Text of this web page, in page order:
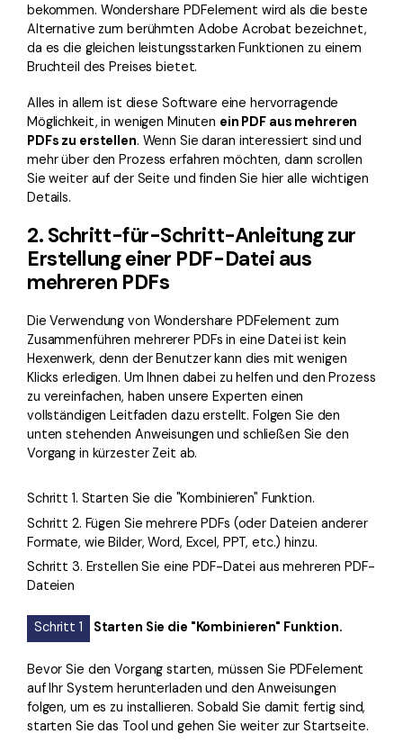
bekommen. Wondershare PDFelement wird als die beste
Alternative zum berühmten Adobe Acrobat bezeichnet,
da es die gleichen leistungsstarken Funktionen zu einem
Bruchteil des Preises bietet.
Alles in allem ist diese Software eine hervorragende
Möglichkeit, in wenigen Minuten ein PDF aus mehreren
PDFs zu erstellen. Wenn Sie daran interessiert sind und
mehr über den Prozess erfahren möchten, dann scrollen
Sie weiter auf der Seite und finden Sie hier alle wichtigen
Details.
2. Schritt-für-Schritt-Anleitung zur
Erstellung einer PDF-Datei aus
mehreren PDFs
Die Verwendung von Wondershare PDFelement zum
Zusammenführen mehrerer PDFs in eine Datei ist kein
Hexenwerk, denn der Benutzer kann dies mit wenigen
Klicks erledigen. Um Ihnen dabei zu helfen und den Prozess
zu vereinfachen, haben unsere Experten einen
vollständigen Leitfaden dazu erstellt. Folgen Sie den
unten stehenden Anweisungen und schließen Sie den
Vorgang in kürzester Zeit ab.
Schritt 1. Starten Sie die "Kombinieren" Funktion.
Schritt 2. Fügen Sie mehrere PDFs (oder Dateien anderer
Formate, wie Bilder, Word, Excel, PPT, etc.) hinzu.
Schritt 3. Erstellen Sie eine PDF-Datei aus mehreren PDF-
Dateien
Schritt 1 Starten Sie die "Kombinieren" Funktion.
Bevor Sie den Vorgang starten, müssen Sie PDFelement
auf Ihr System herunterladen und den Anweisungen
folgen, um es zu installieren. Sobald Sie damit fertig sind,
starten Sie das Tool und gehen Sie weiter zur Startseite.